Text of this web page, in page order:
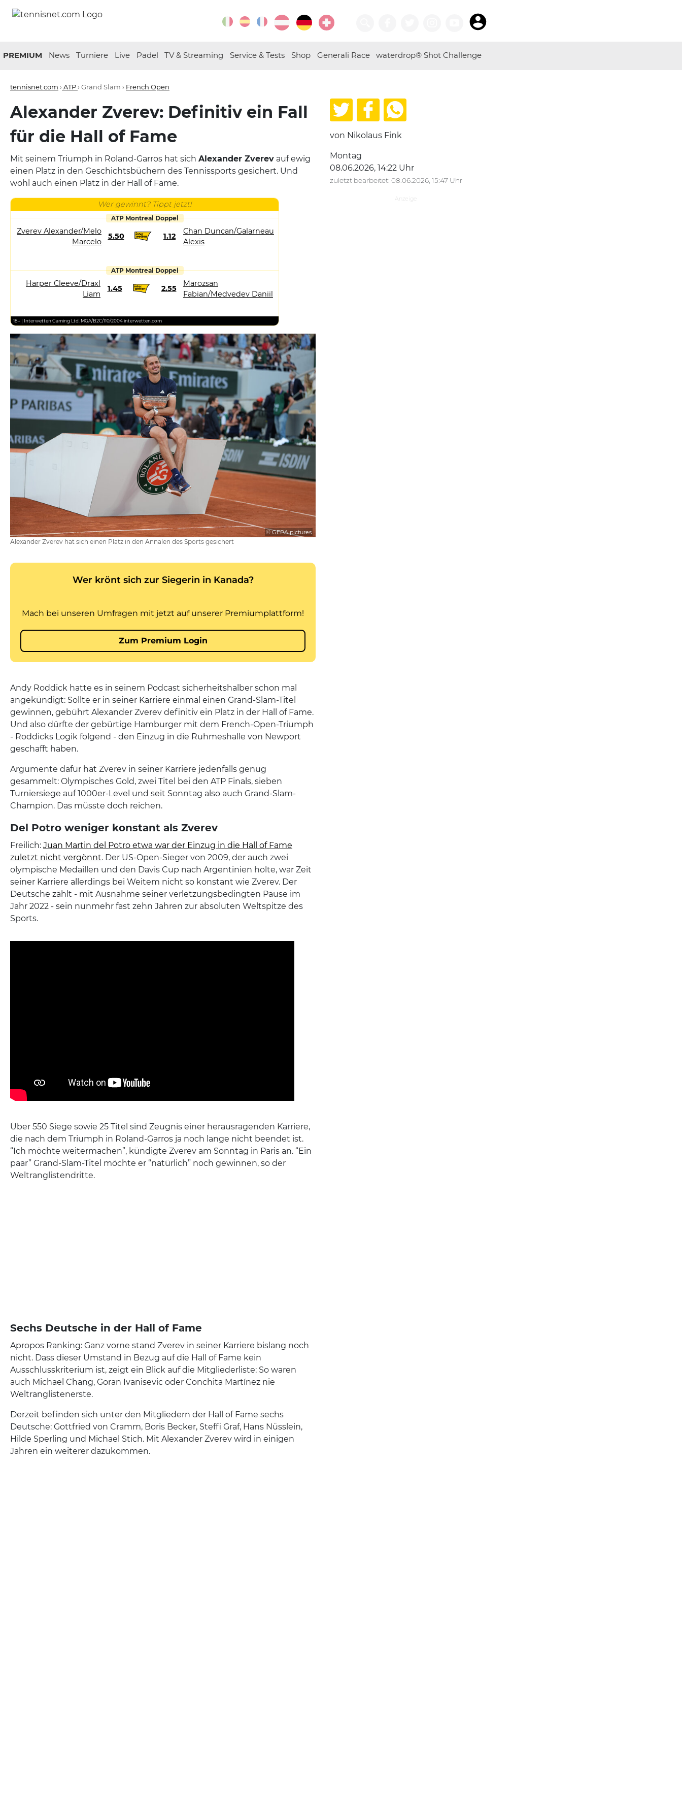
PREMIUM News Turniere Live Padel TV & Streaming Service & Tests Shop Generali Race waterdrop® Shot Challenge
tennisnet.com › ATP› Grand Slam › French Open
Alexander Zverev: Definitiv ein Fall
für die Hall of Fame
Mit seinem Triumph in Roland-Garros hat sich Alexander Zverev auf ewig
einen Platz in den Geschichtsbüchern des Tennissports gesichert. Und
wohl auch einen Platz in der Hall of Fame.
Wer gewinnt? Tippt jetzt!
ATP Montreal Doppel
Zverev Alexander/Melo
Marcelo
5.50 1.12
Chan Duncan/Galarneau
Alexis
ATP Montreal Doppel
Harper Cleeve/Draxl
Liam
1.45 2.55
Marozsan
Fabian/Medvedev Daniil
18+ | Interwetten Gaming Ltd. MGA/B2C/110/2004 interwetten.com
© GEPA pictures
Alexander Zverev hat sich einen Platz in den Annalen des Sports gesichert
Andy Roddick hatte es in seinem Podcast sicherheitshalber schon mal
angekündigt: Sollte er in seiner Karriere einmal einen Grand-Slam-Titel
gewinnen, gebührt Alexander Zverev definitiv ein Platz in der Hall of Fame.
Und also dürfte der gebürtige Hamburger mit dem French-Open-Triumph
- Roddicks Logik folgend - den Einzug in die Ruhmeshalle von Newport
geschafft haben.
Argumente dafür hat Zverev in seiner Karriere jedenfalls genug
gesammelt: Olympisches Gold, zwei Titel bei den ATP Finals, sieben
Turniersiege auf 1000er-Level und seit Sonntag also auch Grand-Slam-
Champion. Das müsste doch reichen.
Del Potro weniger konstant als Zverev
Freilich: Juan Martin del Potro etwa war der Einzug in die Hall of Fame
zuletzt nicht vergönnt. Der US-Open-Sieger von 2009, der auch zwei
olympische Medaillen und den Davis Cup nach Argentinien holte, war Zeit
seiner Karriere allerdings bei Weitem nicht so konstant wie Zverev. Der
Deutsche zählt - mit Ausnahme seiner verletzungsbedingten Pause im
Jahr 2022 - sein nunmehr fast zehn Jahren zur absoluten Weltspitze des
Sports.
Über 550 Siege sowie 25 Titel sind Zeugnis einer herausragenden Karriere,
die nach dem Triumph in Roland-Garros ja noch lange nicht beendet ist.
“Ich möchte weitermachen”, kündigte Zverev am Sonntag in Paris an. “Ein
paar” Grand-Slam-Titel möchte er “natürlich” noch gewinnen, so der
Weltranglistendritte.
Sechs Deutsche in der Hall of Fame
Apropos Ranking: Ganz vorne stand Zverev in seiner Karriere bislang noch
nicht. Dass dieser Umstand in Bezug auf die Hall of Fame kein
Ausschlusskriterium ist, zeigt ein Blick auf die Mitgliederliste: So waren
auch Michael Chang, Goran Ivanisevic oder Conchita Martínez nie
Weltranglistenerste.
Derzeit befinden sich unter den Mitgliedern der Hall of Fame sechs
Deutsche: Gottfried von Cramm, Boris Becker, Steffi Graf, Hans Nüsslein,
Hilde Sperling und Michael Stich. Mit Alexander Zverev wird in einigen
Jahren ein weiterer dazukommen.
von Nikolaus Fink
Montag
08.06.2026, 14:22 Uhr
zuletzt bearbeitet: 08.06.2026, 15:47 Uhr